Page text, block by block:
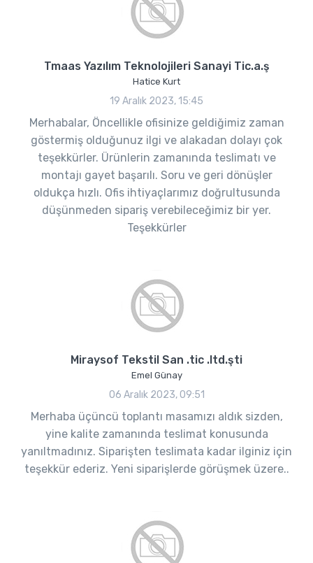
Tmaas Yazılım Teknolojileri Sanayi Tic.a.ş
Hatice Kurt
19 Aralık 2023, 15:45
Merhabalar, Öncellikle ofisinize geldiğimiz zaman
göstermiş olduğunuz ilgi ve alakadan dolayı çok
teşekkürler. Ürünlerin zamanında teslimatı ve
montajı gayet başarılı. Soru ve geri dönüşler
oldukça hızlı. Ofis ihtiyaçlarımız doğrultusunda
düşünmeden sipariş verebileceğimiz bir yer.
Teşekkürler
Miraysof Tekstil San .tic .ltd.şti
Emel Günay
06 Aralık 2023, 09:51
Merhaba üçüncü toplantı masamızı aldık sizden,
yine kalite zamanında teslimat konusunda
yanıltmadınız. Siparişten teslimata kadar ilginiz için
teşekkür ederiz. Yeni siparişlerde görüşmek üzere..